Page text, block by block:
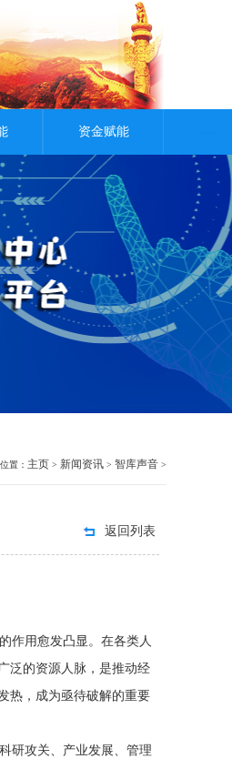
资金赋能
置： 主页 > 新闻资讯 > 智库声音 >
返回列表
作用愈发凸显。在各类人
泛的资源人脉，是推动经
热，成为亟待破解的重要
研攻关、产业发展、管理